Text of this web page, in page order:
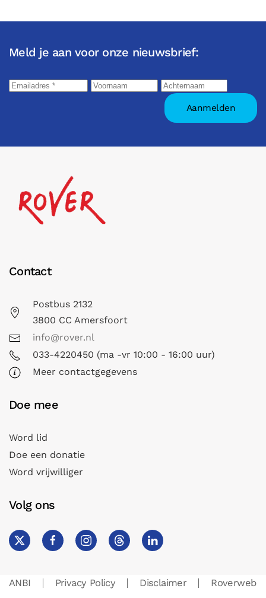
Meld je aan voor onze nieuwsbrief:
Contact
Postbus 2132
3800 CC Amersfoort
info@rover.nl
033-4220450 (ma -vr 10:00 - 16:00 uur)
Meer contactgegevens
Doe mee
Word lid
Doe een donatie
Word vrijwilliger
Volg ons
ANBI Privacy Policy Disclaimer Roverweb